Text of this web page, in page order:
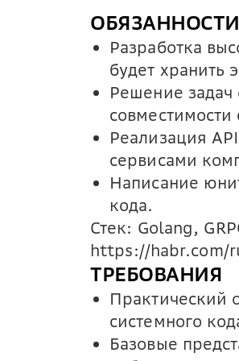
ОБЯЗАННОСТИ
Разработка
будет хранить
Решение задач
совместимости
Реализация
сервисами
Написание
кода.
Стек: Golang,
https://habr.com/
ТРЕБОВАНИЯ
Практический
системного
Базовые